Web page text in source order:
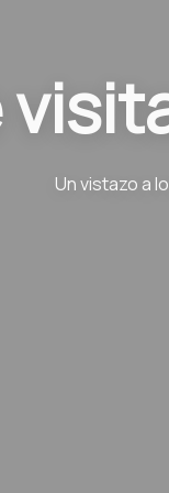
Un vistazo a